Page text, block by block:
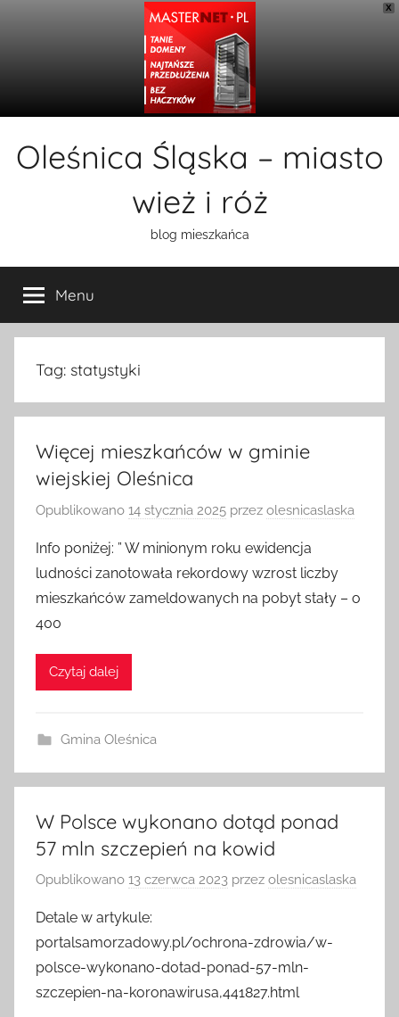
X
Oleśnica Śląska – miasto
wież i róż
blog mieszkańca
Menu
Tag: statystyki
Więcej mieszkańców w gminie
wiejskiej Oleśnica
Opublikowano 14 stycznia 2025 przez olesnicaslaska
Info poniżej: ” W minionym roku ewidencja
ludności zanotowała rekordowy wzrost liczby
mieszkańców zameldowanych na pobyt stały – o
400
Czytaj dalej
Gmina Oleśnica
W Polsce wykonano dotąd ponad
57 mln szczepień na kowid
Opublikowano 13 czerwca 2023 przez olesnicaslaska
Detale w artykule:
portalsamorzadowy.pl/ochrona-zdrowia/w-
polsce-wykonano-dotad-ponad-57-mln-
szczepien-na-koronawirusa,441827.html